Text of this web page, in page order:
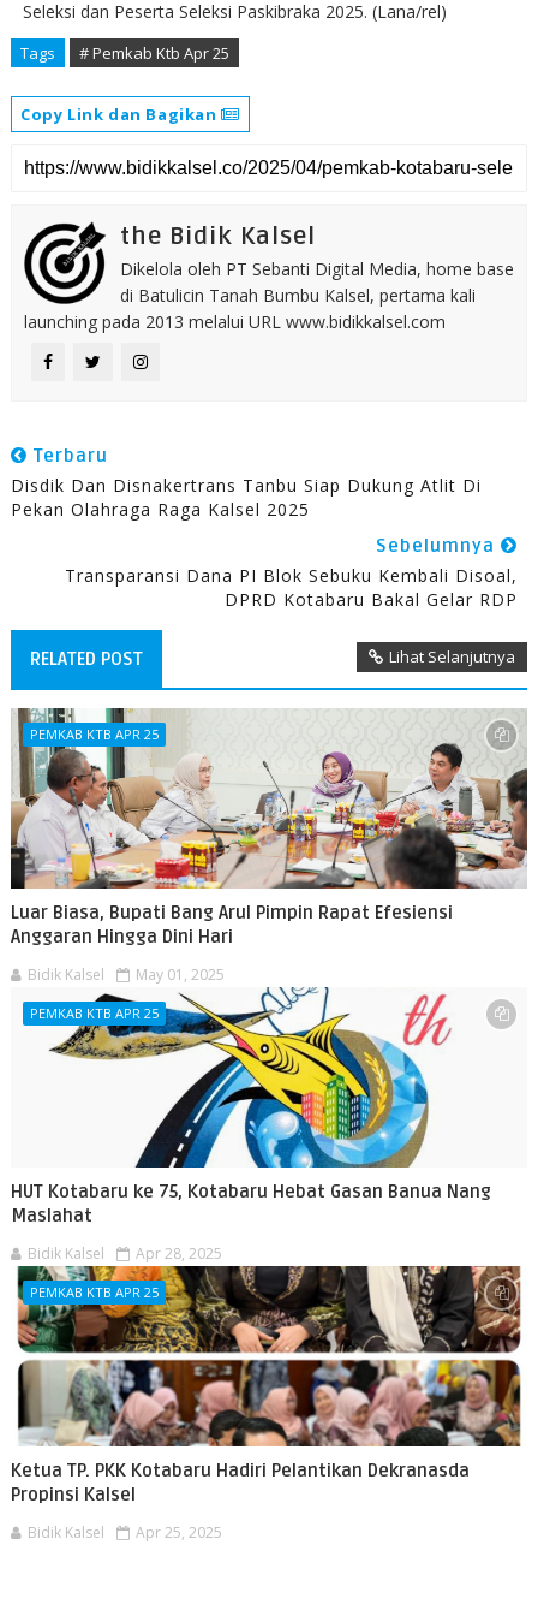
Seleksi dan Peserta Seleksi Paskibraka 2025. (Lana/rel)
Tags # Pemkab Ktb Apr 25
Copy Link dan Bagikan
the Bidik Kalsel
Dikelola oleh PT Sebanti Digital Media, home base
di Batulicin Tanah Bumbu Kalsel, pertama kali
launching pada 2013 melalui URL www.bidikkalsel.com
Terbaru
Disdik Dan Disnakertrans Tanbu Siap Dukung Atlit Di
Pekan Olahraga Raga Kalsel 2025
Sebelumnya
Transparansi Dana PI Blok Sebuku Kembali Disoal,
DPRD Kotabaru Bakal Gelar RDP
RELATED POST Lihat Selanjutnya
PEMKAB KTB APR 25
Luar Biasa, Bupati Bang Arul Pimpin Rapat Efesiensi
Anggaran Hingga Dini Hari
Bidik Kalsel May 01, 2025
PEMKAB KTB APR 25
HUT Kotabaru ke 75, Kotabaru Hebat Gasan Banua Nang
Maslahat
Bidik Kalsel Apr 28, 2025
PEMKAB KTB APR 25
Ketua TP. PKK Kotabaru Hadiri Pelantikan Dekranasda
Propinsi Kalsel
Bidik Kalsel Apr 25, 2025